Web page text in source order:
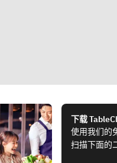
下载
使用我们的
扫描下面的